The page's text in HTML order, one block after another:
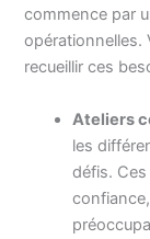
commence par
opérationnelles.
recueillir ces
Ateliers
les
défis.